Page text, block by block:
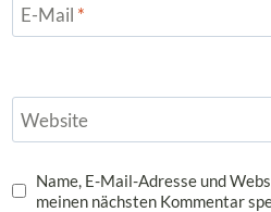
E-Mail *
Website
Name, E-Mail-Adresse und
meinen nächsten Kommentar